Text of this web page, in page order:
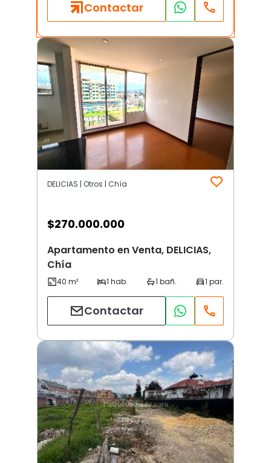
Contactar
DELICIAS | Otros | Chía
$270.000.000
Apartamento en Venta, DELICIAS,
Chía
Contactar